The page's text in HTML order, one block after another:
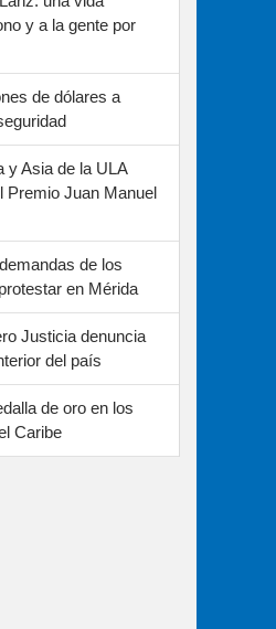
y a la gente por
de dólares a
y Asia de la ULA
Premio Juan Manuel
de los
en Mérida
Justicia denuncia
del país
de oro en los
Caribe